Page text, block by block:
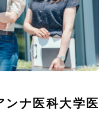
ンナ医科大学医